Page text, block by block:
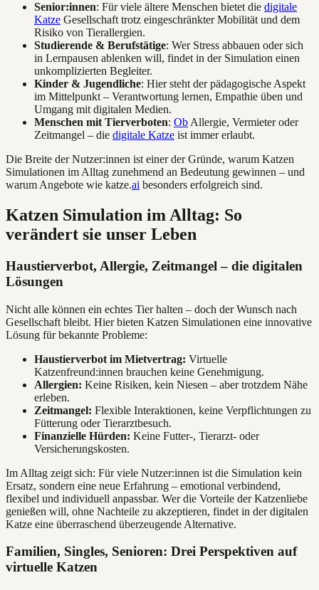
Senior:innen: Für viele ältere Menschen bietet die digitale
Katze Gesellschaft trotz eingeschränkter Mobilität und dem
Risiko von Tierallergien.
Studierende & Berufstätige: Wer Stress abbauen oder sich
in Lernpausen ablenken will, findet in der Simulation einen
unkomplizierten Begleiter.
Kinder & Jugendliche: Hier steht der pädagogische Aspekt
im Mittelpunkt – Verantwortung lernen, Empathie üben und
Umgang mit digitalen Medien.
Menschen mit Tierverboten: Ob Allergie, Vermieter oder
Zeitmangel – die digitale Katze ist immer erlaubt.
Die Breite der Nutzer:innen ist einer der Gründe, warum Katzen
Simulationen im Alltag zunehmend an Bedeutung gewinnen – und
warum Angebote wie katze.ai besonders erfolgreich sind.
Katzen Simulation im Alltag: So
verändert sie unser Leben
Haustierverbot, Allergie, Zeitmangel – die digitalen
Lösungen
Nicht alle können ein echtes Tier halten – doch der Wunsch nach
Gesellschaft bleibt. Hier bieten Katzen Simulationen eine innovative
Lösung für bekannte Probleme:
Haustierverbot im Mietvertrag: Virtuelle
Katzenfreund:innen brauchen keine Genehmigung.
Allergien: Keine Risiken, kein Niesen – aber trotzdem Nähe
erleben.
Zeitmangel: Flexible Interaktionen, keine Verpflichtungen zu
Fütterung oder Tierarztbesuch.
Finanzielle Hürden: Keine Futter-, Tierarzt- oder
Versicherungskosten.
Im Alltag zeigt sich: Für viele Nutzer:innen ist die Simulation kein
Ersatz, sondern eine neue Erfahrung – emotional verbindend,
flexibel und individuell anpassbar. Wer die Vorteile der Katzenliebe
genießen will, ohne Nachteile zu akzeptieren, findet in der digitalen
Katze eine überraschend überzeugende Alternative.
Familien, Singles, Senioren: Drei Perspektiven auf
virtuelle Katzen